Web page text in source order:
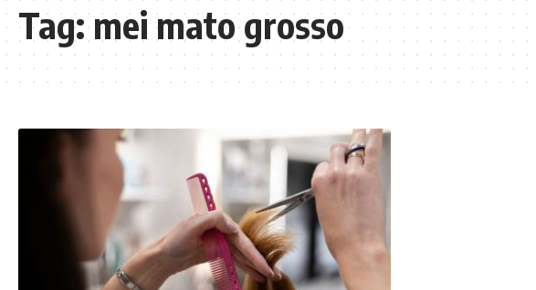
Tag:mei mato grosso